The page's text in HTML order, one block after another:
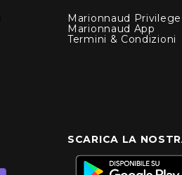
Marionnaud Privilege
Marionnaud App
Termini & Condizioni
SCARICA LA